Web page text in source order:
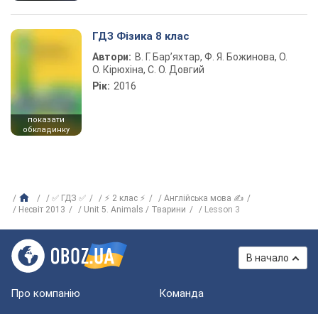
показати
обкладинку
ГДЗ Фізика 8 клас
Автори: В. Г. Бар’яхтар, Ф. Я. Божинова, О.
О. Кірюхіна, С. О. Довгий
Рік: 2016
✅ ГДЗ ✅ ⚡ 2 клас ⚡
Англійська мова ✍
Несвіт 2013
Unit 5. Animals / Тварини Lesson 3
В начало
Про компанію Команда